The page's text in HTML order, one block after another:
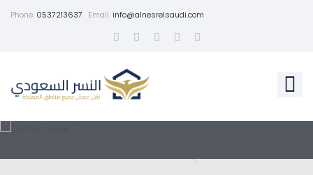
Phone: 0537213637 Email:info@alnesrelsaudi.com